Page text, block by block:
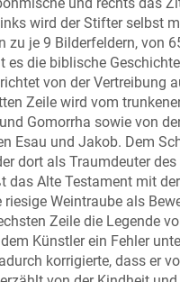
und rechts das
wird der Stifter selbst
zu je 9 Bilderfeldern, von
es die biblische
von der Vertreibung
Zeile wird vom
Gomorrha sowie von
Esau und Jakob. Dem
dort als Traumdeuter
das Alte Testament mit
Weintraube als
Zeile die Legende
Künstler ein Fehler
korrigierte, dass er